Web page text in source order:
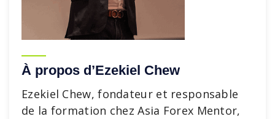
À propos d’Ezekiel Chew
Ezekiel Chew, fondateur et responsable
de la formation chez Asia Forex Mentor,